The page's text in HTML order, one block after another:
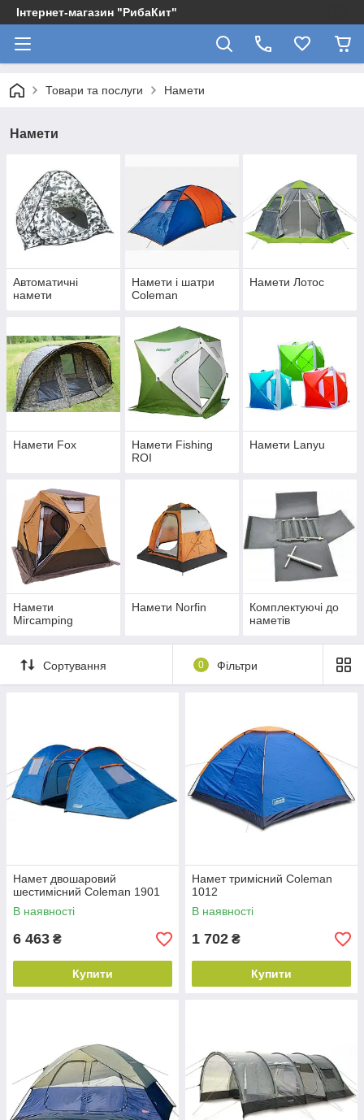
Інтернет-магазин "РибаКит"
Товари та послуги Намети
Намети
Автоматичні
намети
Намети і шатри
Coleman
Намети Лотос
Намети Fox
Намети Fishing
ROI
Намети Lanyu
Намети
Mircamping
Намети Norfin
Комплектуючі до
наметів
Сортування 0 Фільтри
Намет двошаровий
шестимісний Coleman 1901
В наявності
6 463 ₴
Купити
Намет тримісний Coleman
1012
В наявності
1 702 ₴
Купити